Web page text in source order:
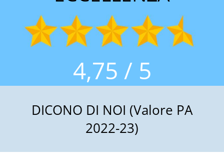
4,75 / 5
DICONO DI NOI (Valore PA
2022-23)